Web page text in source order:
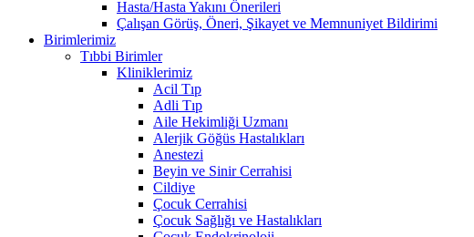
Hasta/Hasta Yakını Önerileri
Çalışan Görüş, Öneri, Şikayet ve Memnuniyet Bildirimi
Birimlerimiz
Tıbbi Birimler
Kliniklerimiz
Acil Tıp
Adli Tıp
Aile Hekimliği Uzmanı
Alerjik Göğüs Hastalıkları
Anestezi
Beyin ve Sinir Cerrahisi
Cildiye
Çocuk Cerrahisi
Çocuk Sağlığı ve Hastalıkları